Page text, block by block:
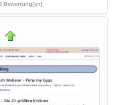
Bewertung(en)